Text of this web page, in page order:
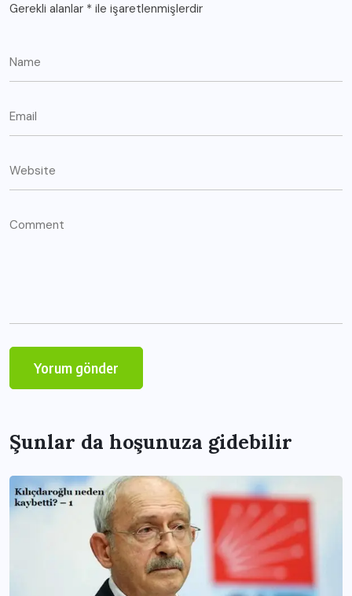
Gerekli alanlar * ile işaretlenmişlerdir
Şunlar da hoşunuza gidebilir